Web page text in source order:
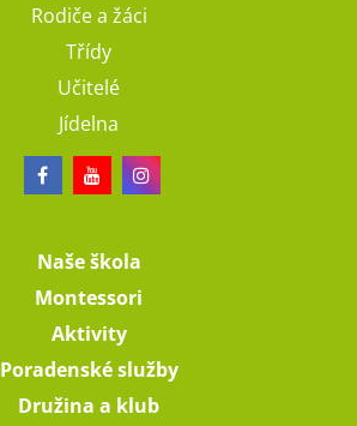
Rodiče a žáci
Třídy
Učitelé
Jídelna
Naše škola
Montessori
Aktivity
Poradenské služby
Družina a klub